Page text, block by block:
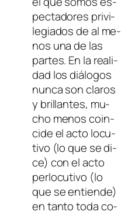
pec­ta­do­res pri­vi­
le­gia­dos de al me­
nos una de las
par­tes. En la reali­
dad los diá­lo­gos
nun­ca son cla­ros
y bri­llan­tes, mu­
cho me­nos coin­
ci­de el ac­to lo­cu­
ti­vo (lo que se di­
ce) con el ac­to
per­lo­cu­ti­vo (lo
que se en­tien­de)
en tan­to to­da co­